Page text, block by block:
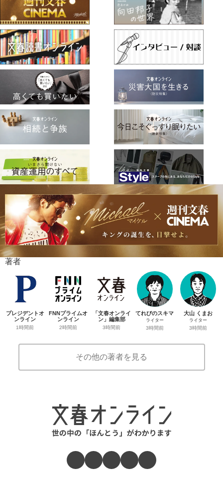
著者
プレジデントオ
ンライン
1時間前
FNNプライムオ
ンライン
2時間前
「文春オンライ
ン」編集部
3時間前
てれびのスキマ
ライター
3時間前
大山 くまお
ライター
3時間前
その他の著者を見る